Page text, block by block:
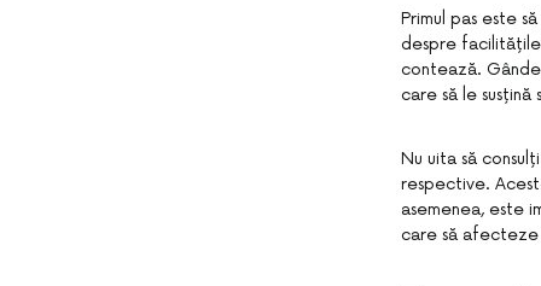
Primul pas este
despre
contează.
care să le
Nu uita să
respective.
asemenea, este
care să afecteze